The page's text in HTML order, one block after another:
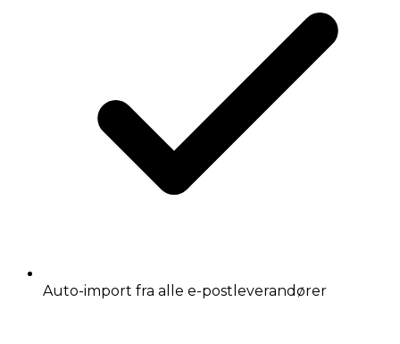
Auto-import fra alle e-postleverandører